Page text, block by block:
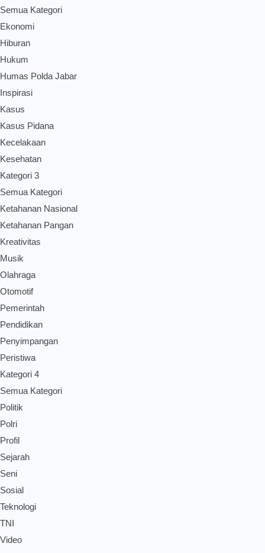
Semua Kategori
Ekonomi
Hiburan
Hukum
Humas Polda Jabar
Inspirasi
Kasus
Kasus Pidana
Kecelakaan
Kesehatan
Kategori 3
Semua Kategori
Ketahanan Nasional
Ketahanan Pangan
Kreativitas
Musik
Olahraga
Otomotif
Pemerintah
Pendidikan
Penyimpangan
Peristiwa
Kategori 4
Semua Kategori
Politik
Polri
Profil
Sejarah
Seni
Sosial
Teknologi
TNI
Video